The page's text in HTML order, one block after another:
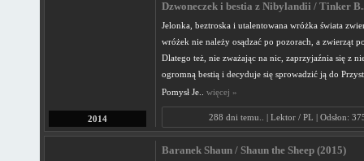
2014
Dzwoneczek i bestia z Nibylandii / Tinker
Jelonka, beztroska i utalentowana wróżka świata
wróżek nie należy osądzać po pozorach, a zwierząt
Dlatego też, nie zważając na nic, zaprzyjaźnia się z
ogromną bestią i decyduje się sprowadzić ją do
Pomysł Je.. więcej »
288 dni temu.. | Lektor / PL | Odsłon:
Baranek Shaun / Shaun the Sheep (2015)